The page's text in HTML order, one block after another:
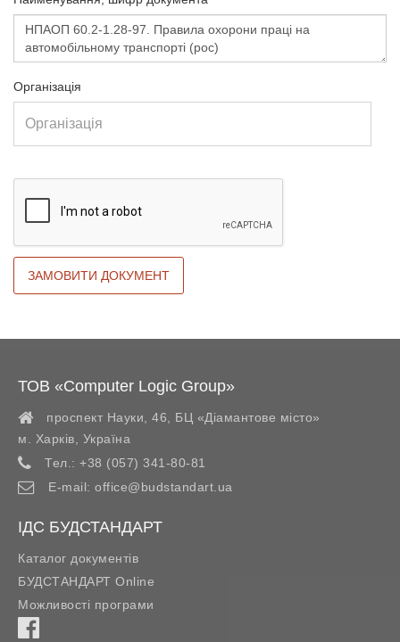
Організація
ТОВ «Computer Logic Group»
проспект Науки, 46, БЦ «Діамантове місто»
м. Харків
Україна
Тел.: +38 (057) 341-80-81
E-mail: office@budstandart.ua
ІДС БУДСТАНДАРТ
Каталог документів
БУДСТАНДАРТ Online
Можливості програми